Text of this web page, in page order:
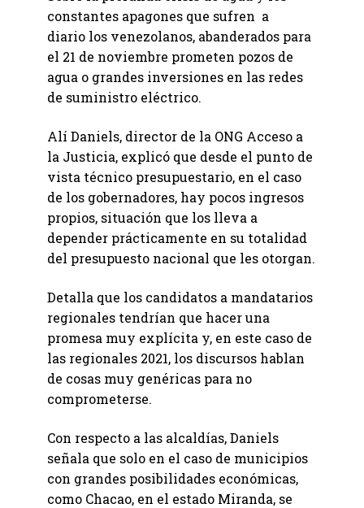
constantes apagones que sufren a
diario los venezolanos, abanderados para
el 21 de noviembre prometen pozos de
agua o grandes inversiones en las redes
de suministro eléctrico.
Alí Daniels, director de la ONG Acceso a
la Justicia, explicó que desde el punto de
vista técnico presupuestario, en el caso
de los gobernadores, hay pocos ingresos
propios, situación que los lleva a
depender prácticamente en su totalidad
del presupuesto nacional que les otorgan.
Detalla que los candidatos a mandatarios
regionales tendrían que hacer una
promesa muy explícita y, en este caso de
las regionales 2021, los discursos hablan
de cosas muy genéricas para no
comprometerse.
Con respecto a las alcaldías, Daniels
señala que solo en el caso de municipios
con grandes posibilidades económicas,
como Chacao, en el estado Miranda, se